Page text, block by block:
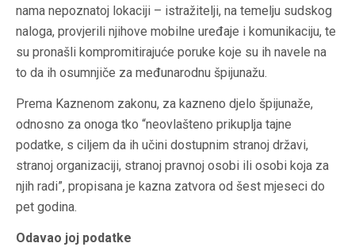
nama nepoznatoj lokaciji – istražitelji, na temelju sudskog
naloga, provjerili njihove mobilne uređaje i komunikaciju, te
su pronašli kompromitirajuće poruke koje su ih navele na
to da ih osumnjiče za međunarodnu špijunažu.
Prema Kaznenom zakonu, za kazneno djelo špijunaže,
odnosno za onoga tko “neovlašteno prikuplja tajne
podatke, s ciljem da ih učini dostupnim stranoj državi,
stranoj organizaciji, stranoj pravnoj osobi ili osobi koja za
njih radi”, propisana je kazna zatvora od šest mjeseci do
pet godina.
Odavao joj podatke